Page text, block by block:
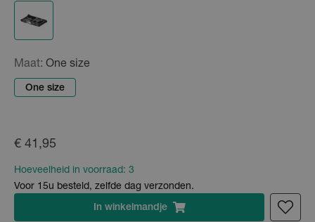
Maat: One size
One size
€ 41,95
Hoeveelheid in voorraad: 3
Voor 15u besteld, zelfde dag verzonden.
In winkelmandje